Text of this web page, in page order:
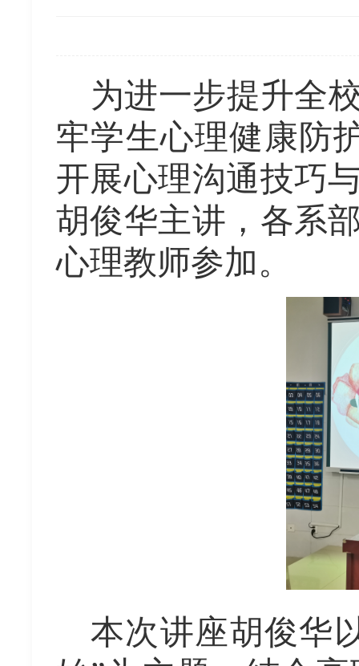
为进一步提升全
牢学生心理健康防
开展心理沟通技巧
胡俊华主讲 ，各系
心理教师参加。
本次讲座胡俊华